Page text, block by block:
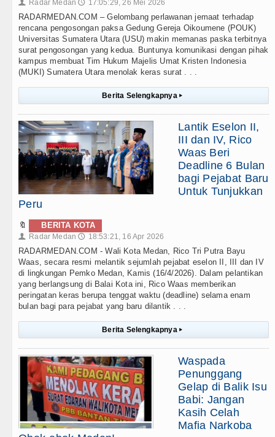
👤 Radar Medan 🕔 17:05:29, 26 Mei 2026
RADARMEDAN.COM – Gelombang perlawanan jemaat terhadap
rencana pengosongan paksa Gedung Gereja Oikoumene (POUK)
Universitas Sumatera Utara (USU) makin memanas paska terbitnya
surat pengosongan yang kedua. Buntunya komunikasi dengan pihak
kampus membuat Tim Hukum Majelis Umat Kristen Indonesia
(MUKI) Sumatera Utara menolak keras surat . . .
Berita Selengkapnya ▸
Lantik Eselon II,
III dan IV, Rico
Waas Beri
Deadline 6 Bulan
bagi Pejabat Baru
Untuk Tunjukkan
Peru
🔖 BERITA KOTA
👤 Radar Medan 🕔 18:53:21, 16 Apr 2026
RADARMEDAN.COM - Wali Kota Medan, Rico Tri Putra Bayu
Waas, secara resmi melantik sejumlah pejabat eselon II, III dan IV
di lingkungan Pemko Medan, Kamis (16/4/2026). Dalam pelantikan
yang berlangsung di Balai Kota ini, Rico Waas memberikan
peringatan keras berupa tenggat waktu (deadline) selama enam
bulan bagi para pejabat yang baru dilantik . . .
Berita Selengkapnya ▸
Waspada
Penunggang
Gelap di Balik Isu
Babi: Jangan
Kasih Celah
Mafia Narkoba